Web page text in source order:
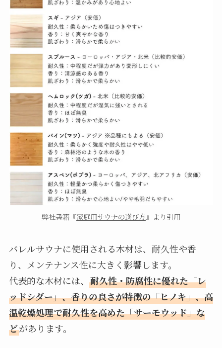
弊社書籍『家庭用サウナの選び方』より引用
バレルサウナに使用される木材は、耐久性や香
り、メンテナンス性に大きく影響します。
代表的な木材には、 耐久性・防腐性に優れた「レ
ッドシダー」、香りの良さが特徴の「ヒノキ」、高
温乾燥処理で耐久性を高めた「サーモウッド」な
どがあります。